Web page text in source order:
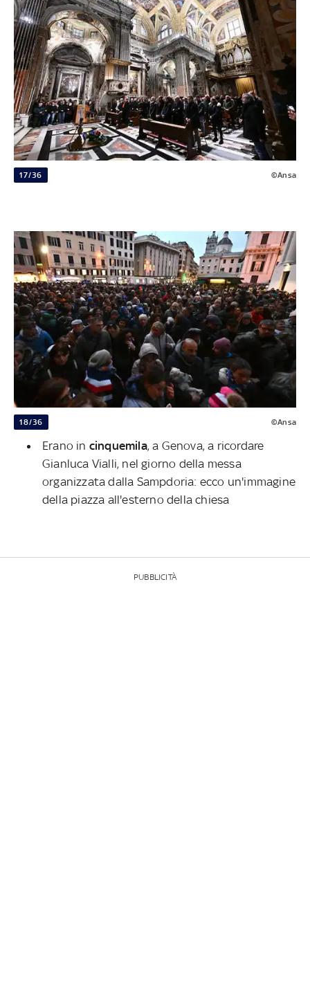
17/36 ©Ansa
18/36 ©Ansa
Erano in cinquemila, a Genova, a ricordare
Gianluca Vialli, nel giorno della messa
organizzata dalla Sampdoria: ecco un'immagine
della piazza all'esterno della chiesa
PUBBLICITÀ